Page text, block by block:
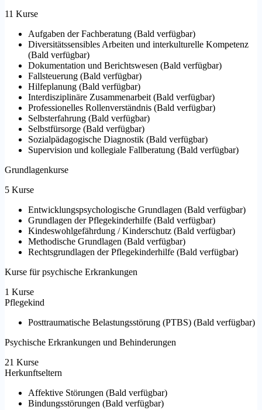
11 Kurse
Aufgaben der Fachberatung (Bald verfügbar)
Diversitätssensibles Arbeiten und interkulturelle Kompetenz
(Bald verfügbar)
Dokumentation und Berichtswesen (Bald verfügbar)
Fallsteuerung (Bald verfügbar)
Hilfeplanung (Bald verfügbar)
Interdisziplinäre Zusammenarbeit (Bald verfügbar)
Professionelles Rollenverständnis (Bald verfügbar)
Selbsterfahrung (Bald verfügbar)
Selbstfürsorge (Bald verfügbar)
Sozialpädagogische Diagnostik (Bald verfügbar)
Supervision und kollegiale Fallberatung (Bald verfügbar)
Grundlagenkurse
5 Kurse
Entwicklungspsychologische Grundlagen (Bald verfügbar)
Grundlagen der Pflegekinderhilfe (Bald verfügbar)
Kindeswohlgefährdung / Kinderschutz (Bald verfügbar)
Methodische Grundlagen (Bald verfügbar)
Rechtsgrundlagen der Pflegekinderhilfe (Bald verfügbar)
Kurse für psychische Erkrankungen
1 Kurse
Pflegekind
Posttraumatische Belastungsstörung (PTBS) (Bald verfügbar)
Psychische Erkrankungen und Behinderungen
21 Kurse
Herkunftseltern
Affektive Störungen (Bald verfügbar)
Bindungsstörungen (Bald verfügbar)